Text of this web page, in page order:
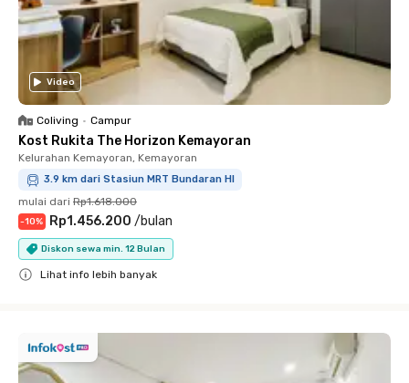
Video
Coliving • Campur
Kost Rukita The Horizon Kemayoran
Kelurahan Kemayoran, Kemayoran
3.9 km dari Stasiun MRT Bundaran HI
mulai dari Rp1.618.000
-10% Rp1.456.200 /bulan
Diskon sewa min. 12 Bulan
Lihat info lebih banyak